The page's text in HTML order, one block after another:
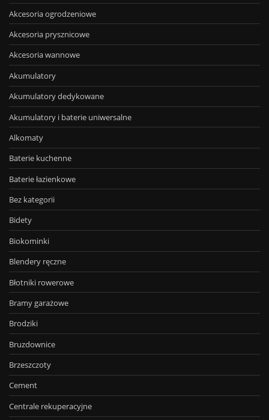
Akcesoria ogrodzeniowe
Akcesoria prysznicowe
Akcesoria wannowe
Akumulatory
Akumulatory dedykowane
Akumulatory i baterie uniwersalne
Alkomaty
Baterie kuchenne
Baterie łazienkowe
Bez kategorii
Bidety
Biokominki
Blendery ręczne
Błotniki rowerowe
Bramy garażowe
Brodziki
Bruzdownice
Brzeszczoty
Cement
Centrale rekuperacyjne